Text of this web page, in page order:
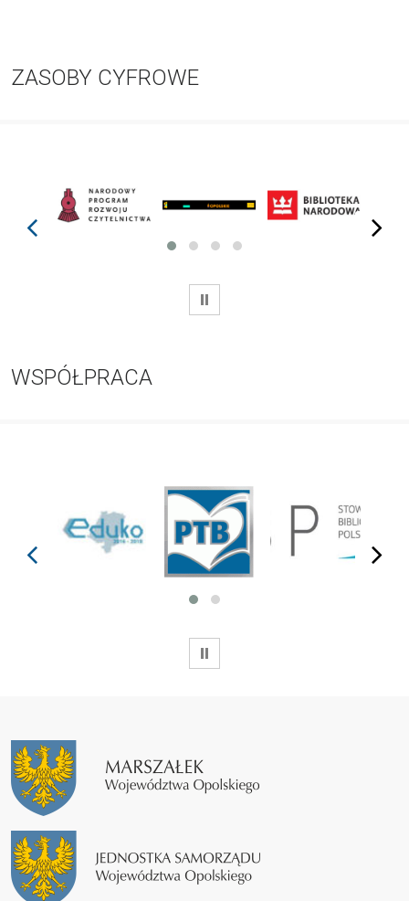
ZASOBY CYFROWE
prev next
WSTRZYMAJ
WSPÓŁPRACA
prev next
WSTRZYMAJ